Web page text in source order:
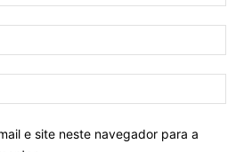
e site neste navegador para a